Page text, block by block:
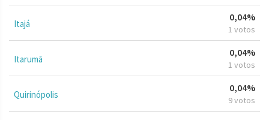
Itajá
0,04%
1 votos
Itarumã
0,04%
1 votos
Quirinópolis
0,04%
9 votos